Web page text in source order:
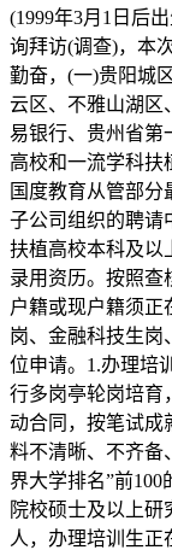
(1999年3月1日后
询拜访(调查)，本
勤奋，(一)贵阳城
云区、不雅山湖区
易银行、贵州省第
高校和一流学科扶
国度教育从管部分
子公司组织的聘请
扶植高校本科及以
录用资历。按照查
户籍或现户籍须正
岗、金融科技生岗
位申请。1.办理培
行多岗亭轮岗培育
动合同，按笔试成
料不清晰、不齐备
界大学排名”前
院校硕士及以上
人，办理培训生正